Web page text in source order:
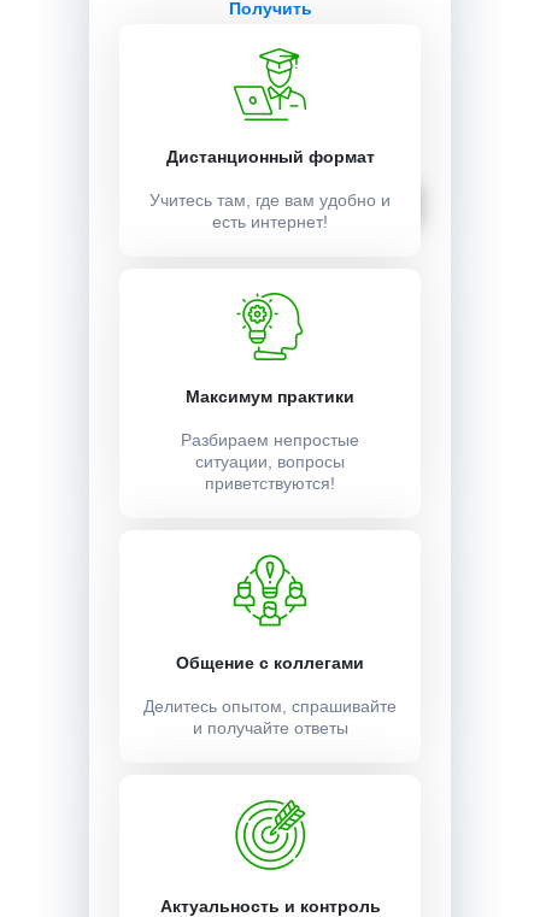
Получить
Стоимость:
Записаться
Дистанционный формат
Учитесь там, где вам удобно и
есть интернет!
Максимум практики
Разбираем непростые
ситуации, вопросы
приветствуются!
Общение с коллегами
Делитесь опытом, спрашивайте
и получайте ответы
Актуальность и контроль